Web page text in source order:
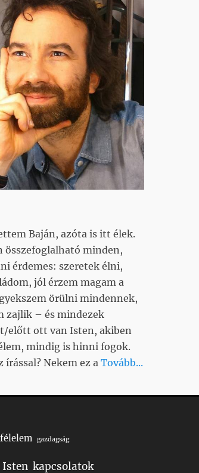
Baján, azóta is itt élek.
összefoglalható minden,
érdemes: szeretek élni,
jól érzem magam a
örülni mindennek,
zajlik – és mindezek
előtt ott van Isten, akiben
mindig is hinni fogok.
írással? Nekem ez a Tovább...
félelem gazdagság
Isten kapcsolatok